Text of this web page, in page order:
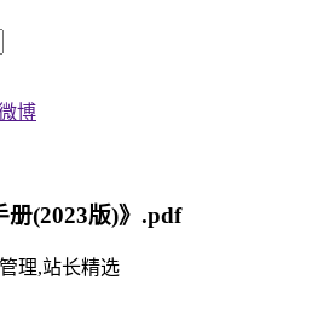
博
册(2023版)》.pdf